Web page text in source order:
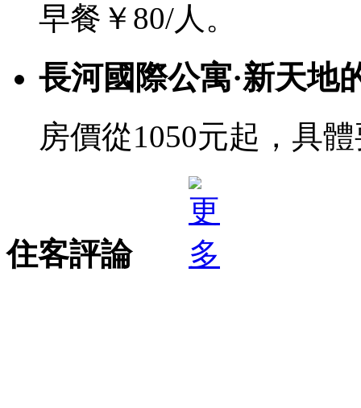
早餐￥80/人。
長河國際公寓·新天地
房價從1050元起，具
住客評論